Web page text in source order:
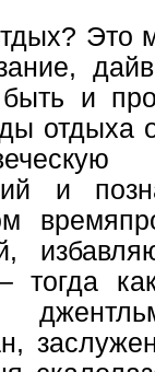
Это
и
отдыха
и